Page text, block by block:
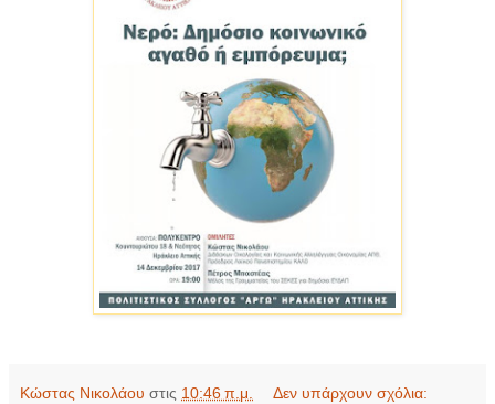
Κώστας Νικολάου στις 10:46 π.μ. Δεν υπάρχουν σχόλια: